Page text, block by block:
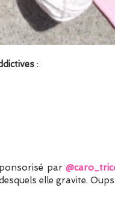
:
par
elle gravite. Oups.